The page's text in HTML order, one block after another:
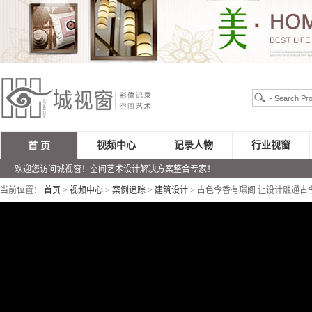
首 页
欢迎您访问城视窗！空间艺术设计解决方案整合专家！
视频中心 记录人物 行业视窗
当前位置： 首页 > 视频中心 > 案例追踪 > 建筑设计 > 古色今香有璟阁 让设计融通古